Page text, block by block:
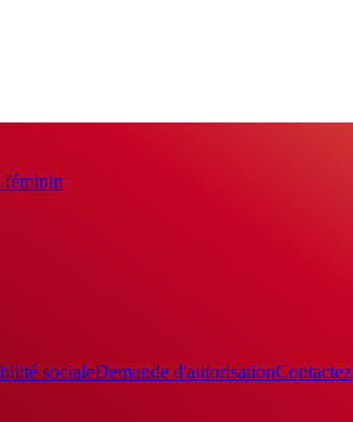
féminin
socialeDemande d'autorisationContactez